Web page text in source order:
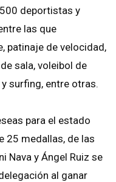
deportistas y
las que
patinaje de velocidad,
sala, voleibol de
surfing, entre otras.
para el estado
25 medallas, de las
Nava y Ángel Ruiz se
al ganar